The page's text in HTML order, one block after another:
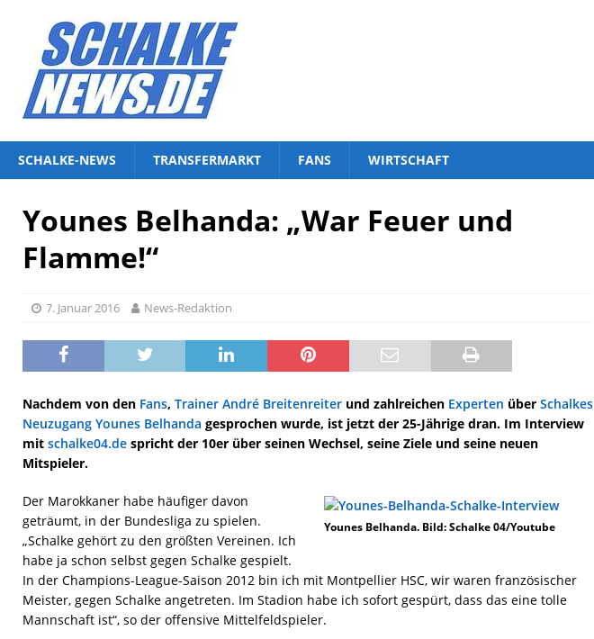
SCHALKE-NEWS TRANSFERMARKT FANS WIRTSCHAFT
Younes Belhanda: „War Feuer und
Flamme!“
7. Januar 2016 News-Redaktion
Nachdem von den Fans, Trainer André Breitenreiter und zahlreichen Experten über Schalkes
Neuzugang Younes Belhanda gesprochen wurde, ist jetzt der 25-Jährige dran. Im Interview
mit schalke04.de spricht der 10er über seinen Wechsel, seine Ziele und seine neuen
Mitspieler.
Younes Belhanda. Bild: Schalke 04/Youtube
Der Marokkaner habe häufiger davon
geträumt, in der Bundesliga zu spielen.
„Schalke gehört zu den größten Vereinen. Ich
habe ja schon selbst gegen Schalke gespielt.
In der Champions-League-Saison 2012 bin ich mit Montpellier HSC, wir waren französischer
Meister, gegen Schalke angetreten. Im Stadion habe ich sofort gespürt, dass das eine tolle
Mannschaft ist“, so der offensive Mittelfeldspieler.